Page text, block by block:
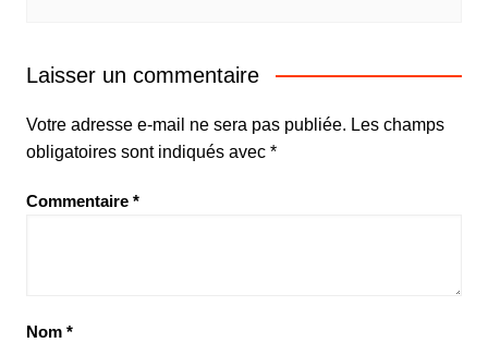
Laisser un commentaire
Votre adresse e-mail ne sera pas publiée. Les champs
obligatoires sont indiqués avec *
Commentaire *
Nom *